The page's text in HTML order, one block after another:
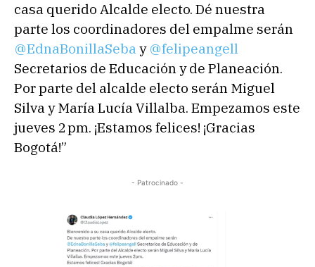
casa querido Alcalde electo. Dé nuestra
parte los coordinadores del empalme serán
@EdnaBonillaSeba y @felipeangell
Secretarios de Educación y de Planeación.
Por parte del alcalde electo serán Miguel
Silva y María Lucía Villalba. Empezamos este
jueves 2 pm. ¡Estamos felices! ¡Gracias
Bogotá!”
- Patrocinado -